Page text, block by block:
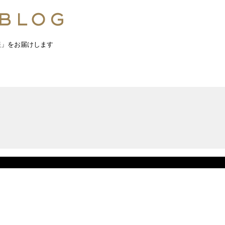
をお届けします